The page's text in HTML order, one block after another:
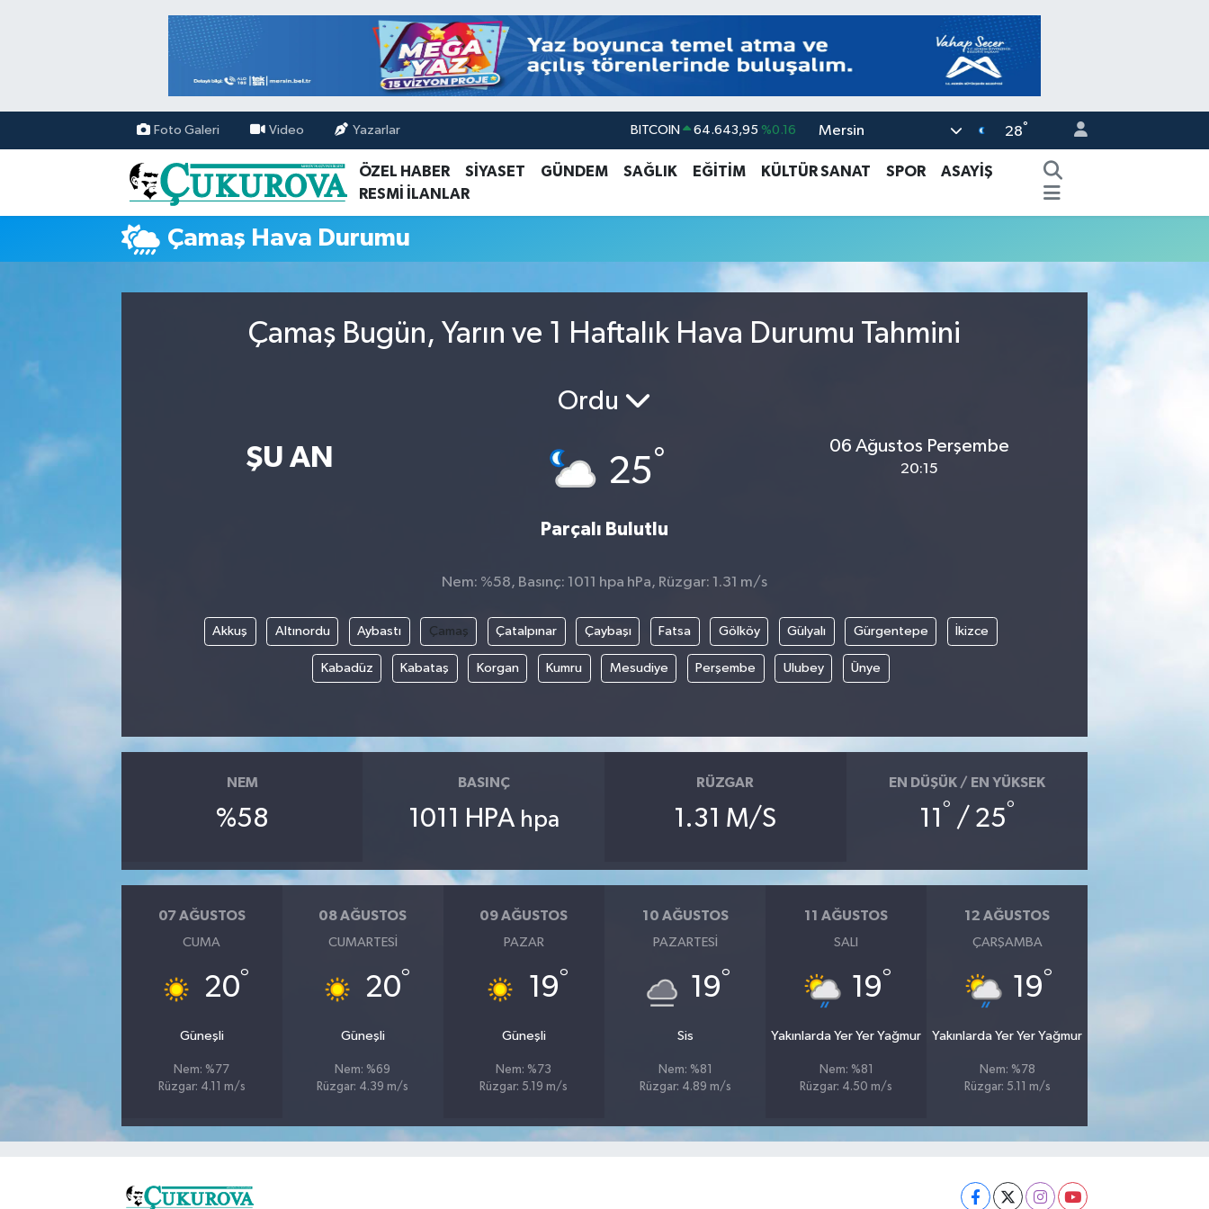
Foto Galeri Video Yazarlar BITCOIN 64.643,95 %0.16
BİST100 %70
Mersin 28°
ÖZEL HABER SİYASET GÜNDEM SAĞLIK EĞİTİM KÜLTÜR SANAT SPOR
ASAYİŞ
RESMİ İLANLAR
Çamaş Hava Durumu
Çamaş Bugün, Yarın ve 1 Haftalık Hava Durumu Tahmini
ŞU AN
Ordu
25°
Parçalı Bulutlu
06 Ağustos Perşembe
20:15
Nem: %58, Basınç: 1011 hpa hPa, Rüzgar: 1.31 m/s
Akkuş Altınordu Aybastı Çamaş Çatalpınar Çaybaşı Fatsa Gölköy Gülyalı Gürgentepe İkizce
Kabadüz Kabataş Korgan Kumru Mesudiye Perşembe Ulubey Ünye
NEM
%58
BASINÇ
1011 HPA hpa
RÜZGAR
1.31 M/S
EN DÜŞÜK / EN YÜKSEK
11 ° / 25°
07 AĞUSTOS
CUMA
20°
Güneşli
Nem: %77
Rüzgar: 4.11 m/s
08 AĞUSTOS
CUMARTESI
20°
Güneşli
Nem: %69
Rüzgar: 4.39 m/s
09 AĞUSTOS
PAZAR
19°
Güneşli
Nem: %73
Rüzgar: 5.19 m/s
10 AĞUSTOS
PAZARTESI
19°
Sis
Nem: %81
Rüzgar: 4.89 m/s
11 AĞUSTOS
SALI
19°
Yakınlarda Yer Yer Yağmur
Nem: %81
Rüzgar: 4.50 m/s
12 AĞUSTOS
ÇARŞAMBA
19°
Yakınlarda Yer Yer Yağmur
Nem: %78
Rüzgar: 5.11 m/s
Mersin Nöbetçi Eczaneler
Mersin Hava Durumu
Mersin Namaz Vakitleri
Mersin Trafik Yoğunluk Haritası
Süper Lig Puan Durumu ve Fikstür
Tüm Manşetler